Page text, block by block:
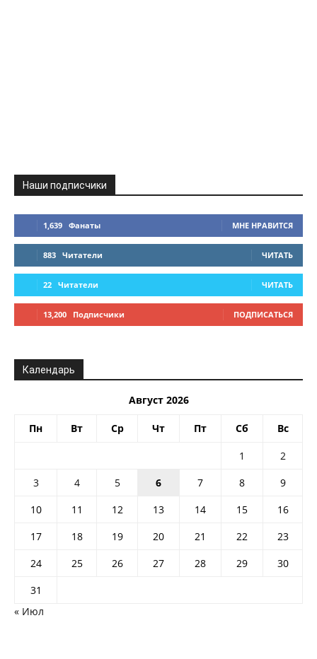
Наши подписчики
1,639 Фанаты МНЕ НРАВИТСЯ
883 Читатели ЧИТАТЬ
22 Читатели ЧИТАТЬ
13,200 Подписчики ПОДПИСАТЬСЯ
Календарь
Август 2026
Пн Вт Ср Чт Пт Сб Вс
1
2
3
4 5 6 7 8
9
10
11 12 13 14 15
16
17
18 19 20 21 22
23
24
25 26 27 28 29
30
31
« Июл